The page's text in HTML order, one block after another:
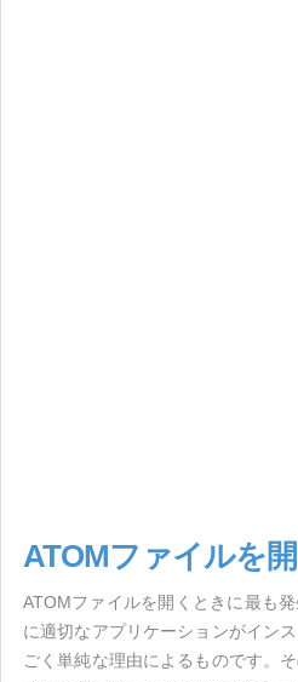
ATOMファイルを
ATOMファイルを開くときに最も
に適切なアプリケーションがイン
ごく単純な理由によるものです。